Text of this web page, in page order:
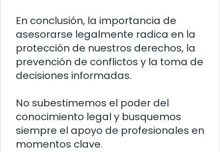
En conclusión, la importancia de
asesorarse legalmente radica en la
protección de nuestros derechos, la
prevención de conflictos y la toma de
decisiones informadas.
No subestimemos el poder del
conocimiento legal y busquemos
siempre el apoyo de profesionales en
momentos clave.